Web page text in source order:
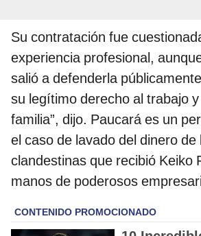
Su contratación fue
experiencia profesional,
salió a defenderla
su legítimo derecho al trabajo
familia”, dijo. Paucará es un
el caso de lavado del dinero
clandestinas que recibió Keiko
manos de poderosos